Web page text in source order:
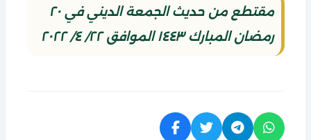
مقتطع من حديث الجمعة الديني في ٢٠
رمضان المبارك ١٤٤٣ الموافق ٢٢/ ٤/ ٢٠٢٢